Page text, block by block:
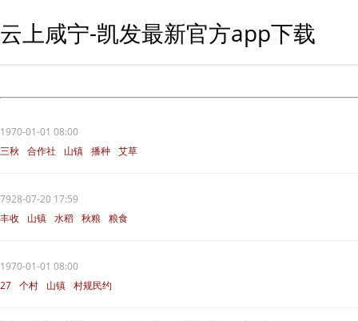
云上咸宁-凯发最新官方app下载
1970-01-01 08:00
三秋
合作社 山镇 播种 艾草
7928-07-20 17:59
丰收
山镇 水稻 秋粮 粮食
1970-01-01 08:00
27 个村 山镇 村规民约